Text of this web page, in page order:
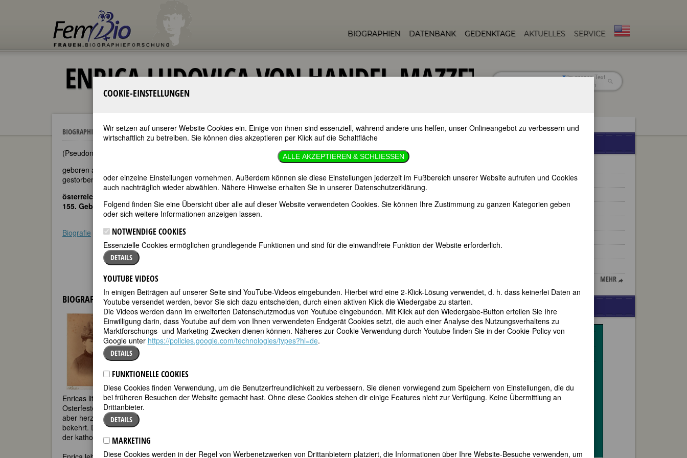
BIOGRAPHIEN DATENBANK GEDENKTAGE AKTUELLES SERVICE
ENRICA LUDOVICA VON HANDEL-MAZZETTI
im ganzen Text
nur in Titeln
BIOGRAPHIEN Enrica Ludovica Freiin von Handel-Mazzetti
(Pseudonym: Marien Kind)
geboren am 10. Januar 1871 in Wien
gestorben am 8. April 1955 in Linz an der Donau
österreichische Schriftstellerin
155. Geburtstag am 10. Januar 2026
Biografie Weblinks•Literatur & Quellen
BIOGRAFIE
teilen
Sie ist die Tochter einer protestantischen ungarischen Adeligen und eines katholischen
Generalstabshauptmannes. Enrica und ihre Schwester wurden zunächst von der
gebildeten Mutter und von Privatlehrern unterrichtet. Zum Abschluss ihrer Erziehung
besuchten die Schwestern für ein Jahr das traditionsreiche katholische Institut der
Englischen Fräulein in St. Pölten. Die dort genossene religiöse Erziehung hatte
prägenden Einflss auf Enrica von Handel-Mazzettis literarisches Schaffen, das sie ganz
in den Dienst der katholischen Glaubenslehre stellte. Ihre Schwester wurde 1895 Klosterfrau des Ordens der
Enricas literarische Karriere begann mit dem Schreiben von Theaterstücken vor allem anlässlich des Weihnachts- oder
Osterfestes. 1900 legte sie ihren ersten Roman vor:
aber herzensguten katholischen Mönch darstellt, der den Sohn eines protestantischen Freigeistes zum katholischen Glauben
bekehrt. Die Bekehrung findet nicht durch theologische Argumentation, sondern durch die Liebe des Mönchs, durch die Kraft
der katholischen Riten und der Sehnsucht nach der Jungfrau Maria, statt.
Margaret Mitchell
Anna Bon di Venezia
MEHR
COOKIE-EINSTELLUNGEN
Wir setzen auf unserer Website Cookies ein. Einige von ihnen sind essenziell, während andere uns helfen, unser Onlineangebot zu verbessern und
wirtschaftlich zu betreiben. Sie können dies akzeptieren per Klick auf die Schaltfläche
ALLE AKZEPTIEREN & SCHLIESSEN
oder einzelne Einstellungen vornehmen. Außerdem können sie diese Einstellungen jederzeit im Fußbereich unserer Website aufrufen und Cookies
auch nachträglich wieder abwählen. Nähere Hinweise erhalten Sie in unserer Datenschutzerklärung.
Folgend finden Sie eine Übersicht über alle auf dieser Website verwendeten Cookies. Sie können Ihre Zustimmung zu ganzen Kategorien geben
oder sich weitere Informationen anzeigen lassen.
NOTWENDIGE COOKIES
Essenzielle Cookies ermöglichen grundlegende Funktionen und sind für die einwandfreie Funktion der Website erforderlich.
DETAILS
YOUTUBE VIDEOS
In einigen Beiträgen auf unserer Seite sind YouTube-Videos eingebunden. Hierbei wird eine 2-Klick-Lösung verwendet, d. h. dass keinerlei Daten an
Youtube versendet werden, bevor Sie sich dazu entscheiden, durch einen aktiven Klick die Wiedergabe zu starten.
Die Videos werden dann im erweiterten Datenschutzmodus von Youtube eingebunden. Mit Klick auf den Wiedergabe-Button erteilen Sie Ihre
Einwilligung darin, dass Youtube auf dem von Ihnen verwendeten Endgerät Cookies setzt, die auch einer Analyse des Nutzungsverhaltens zu
Marktforschungs- und Marketing-Zwecken dienen können. Näheres zur Cookie-Verwendung durch Youtube finden Sie in der Cookie-Policy von
Google unter https://policies.google.com/technologies/types?hl=de.
DETAILS
FUNKTIONELLE COOKIES
Diese Cookies finden Verwendung, um die Benutzerfreundlichkeit zu verbessern. Sie dienen vorwiegend zum Speichern von Einstellungen, die du
bei früheren Besuchen der Website gemacht hast. Ohne diese Cookies stehen dir einige Features nicht zur Verfügung. Keine Übermittlung an
Drittanbieter.
DETAILS
MARKETING
Diese Cookies werden in der Regel von Werbenetzwerken von Drittanbietern platziert, die Informationen über Ihre Website-Besuche verwenden, um